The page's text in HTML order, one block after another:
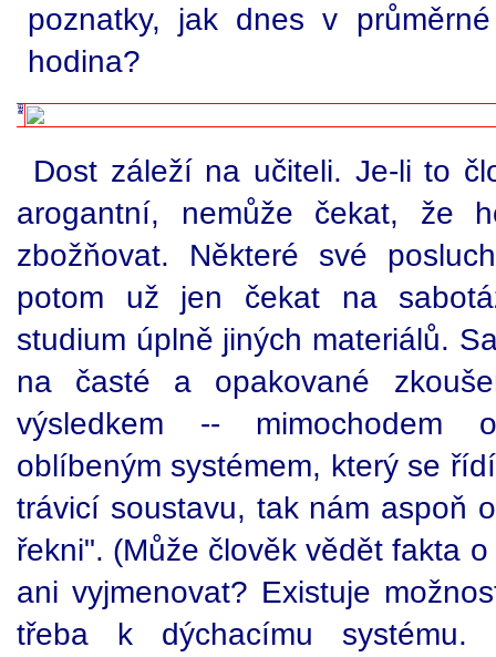
poznatky, jak dnes v
hodina?
Dost záleží na učiteli. Je-li to
arogantní, nemůže čekat, že
zbožňovat. Některé své
potom už jen čekat na
studium úplně jiných materiálů.
na časté a opakované
výsledkem -- mimochodem
oblíbeným systémem, který se
trávicí soustavu, tak nám aspoň
řekni". (Může člověk vědět fakta
ani vyjmenovat? Existuje
třeba k dýchacímu